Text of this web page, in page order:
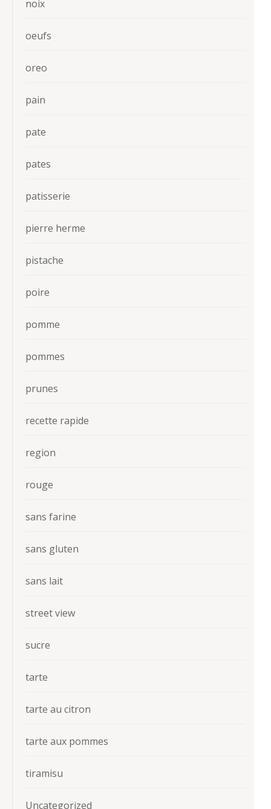
noix
oeufs
oreo
pain
pate
pates
patisserie
pierre herme
pistache
poire
pomme
pommes
prunes
recette rapide
region
rouge
sans farine
sans gluten
sans lait
street view
sucre
tarte
tarte au citron
tarte aux pommes
tiramisu
Uncategorized